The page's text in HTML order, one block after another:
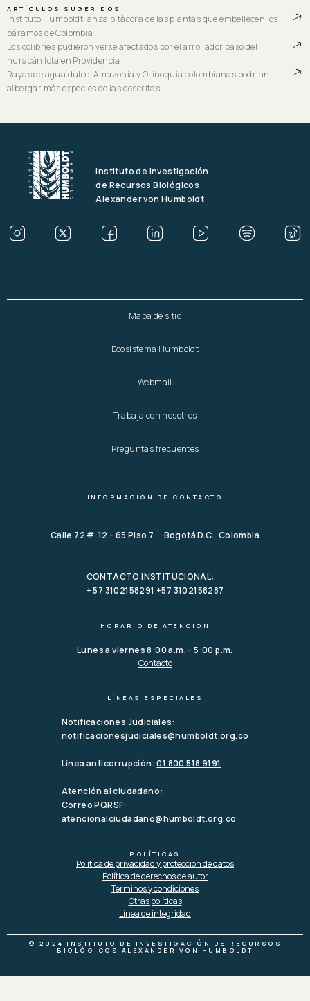
ARTÍCULOS SUGERIDOS
Instituto Humboldt lanza bitácora de las plantas que embellecen los
páramos de Colombia
Los colibríes pudieron verse afectados por el arrollador paso del
huracán Iota en Providencia
Rayas de agua dulce: Amazonia y Orinoquia colombianas podrían
albergar más especies de las descritas
Instituto de Investigación
de Recursos Biológicos
Alexander von Humboldt
Mapa de sitio
Ecosistema Humboldt
Webmail
Trabaja con nosotros
Preguntas frecuentes
INFORMACIÓN DE CONTACTO
Calle 72 # 12 - 65 Piso 7 Bogotá D.C., Colombia
CONTACTO INSTITUCIONAL:
+ 57 3102158291 +57 3102158287
HORARIO DE ATENCIÓN
Lunes a viernes 8:00 a.m. - 5:00 p.m.
Contacto
LÍNEAS ESPECIALES
Notificaciones Judiciales:
notificacionesjudiciales@humboldt.org.co
Línea anticorrupción:01 800 518 9191
Atención al ciudadano:
Correo PQRSF:
atencionalciudadano@humboldt.org.co
POLÍTICAS
Política de privacidad y protección de datos
Política de derechos de autor
Términos y condiciones
Otras políticas
Línea de integridad
© 2024 INSTITUTO DE INVESTIGACIÓN DE RECURSOS
BIOLÓGICOS ALEXANDER VON HUMBOLDT